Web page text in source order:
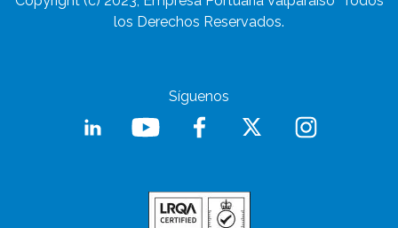
los Derechos Reservados.
Síguenos